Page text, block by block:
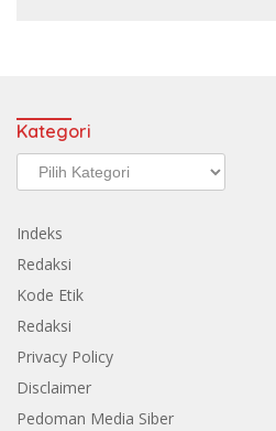
Kategori
Kategori
Indeks
Redaksi
Kode Etik
Redaksi
Privacy Policy
Disclaimer
Pedoman Media Siber